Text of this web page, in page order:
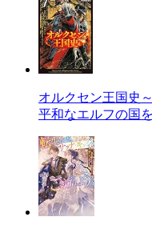
オルクセン王国史
平和なエルフの国